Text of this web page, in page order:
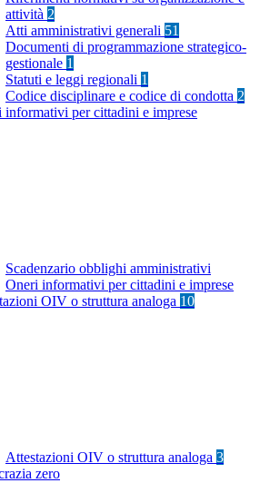
attività 2
Atti amministrativi generali 51
Documenti di programmazione strategico-
gestionale 1
Statuti e leggi regionali 1
Codice disciplinare e codice di condotta 2
informativi per cittadini e imprese
Scadenzario obblighi amministrativi
Oneri informativi per cittadini e imprese
OIV o struttura analoga 10
Attestazioni OIV o struttura analoga 3
zero